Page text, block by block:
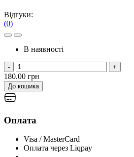
Відгуки:
(0)
В наявності
- +
180.00 грн
До кошика
Оплата
Visa / MasterCard
Оплата через Liqpay